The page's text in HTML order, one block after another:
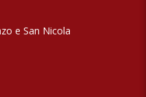
e San Nicola